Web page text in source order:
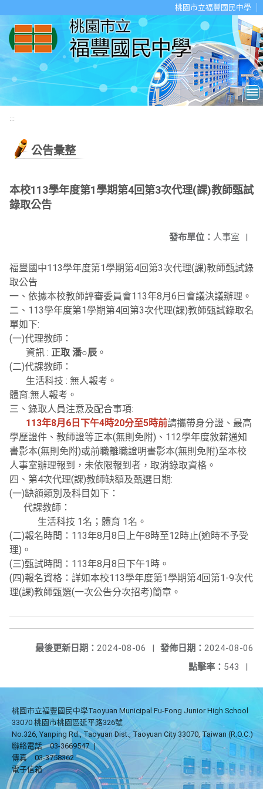
桃園市立福豐國民中學
:::
公告彙整
本校113學年度第1學期第4回第3次代理(課)教師甄試
錄取公告
發布單位： 人事室 |
福豐國中113學年度第1學期第4回第3次代理(課)教師甄試錄
取公告
一、依據本校教師評審委員會113年8月6日會議決議辦理。
二、113學年度第1學期第4回第3次代理(課)教師甄試錄取名
單如下:
(一)代理教師：
資訊 : 正取 潘○辰 。
(二)代課教師：
生活科技 : 無人報考。
體育:無人報考。
三、錄取人員注意及配合事項:
113年8月6日下午4時20分至5時前請攜帶身分證、最高
學歷證件、教師證等正本(無則免附)、112學年度敘薪通知
書影本(無則免附)或前職離職證明書影本(無則免附)至本校
人事室辦理報到，未依限報到者，取消錄取資格。
四、第4次代理(課)教師缺額及甄選日期:
(一)缺額類別及科目如下：
代課教師：
生活科技 1名；體育 1名。
(二)報名時間：113年8月8日上午8時至12時止(逾時不予受
理)。
(三)甄試時間：113年8月8日下午1時。
(四)報名資格：詳如本校113學年度第1學期第4回第1-9次代
理(課)教師甄選(一次公告分次招考)簡章。
發佈日期： 2024-08-06
最後更新日期： 2024-08-06
|
點擊率： 543 |
桃園市立福豐國民中學Taoyuan Municipal Fu-Fong Junior High School
33070 桃園市桃園區延平路326號
No.326, Yanping Rd., Taoyuan Dist., Taoyuan City 33070, Taiwan (R.O.C.)
聯絡電話
03-3669547 |
傳真
03-3758362
電子信箱